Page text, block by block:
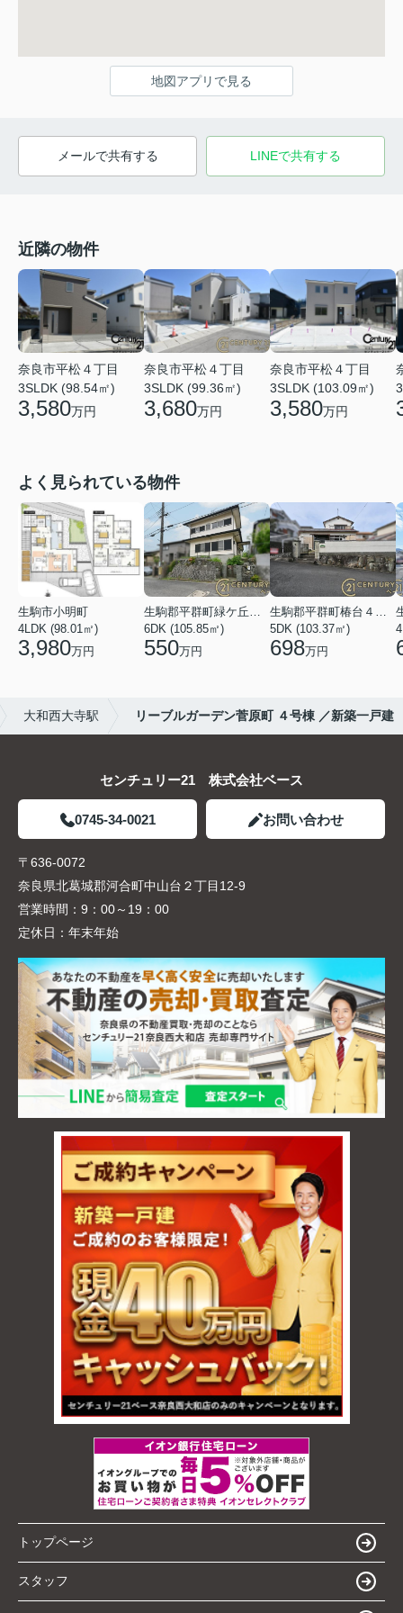
地図アプリで見る
メールで共有する LINEで共有する
近隣の物件
奈良市平松４丁目
3SLDK (98.54㎡)
3,580万円
奈良市平松４丁目
3SLDK (99.36㎡)
3,680万円
奈良市平松４丁目
3SLDK (103.09㎡)
3,580万円
よく見られている物件
生駒市小明町
4LDK (98.01㎡)
3,980万円
生駒郡平群町緑ケ丘５丁目
6DK (105.85㎡)
550万円
生駒郡平群町椿台４丁目
5DK (103.37㎡)
698万円
大和西大寺駅 リーブルガーデン菅原町 ４号棟 ／新築一戸建
センチュリー21 株式会社ベース
0745-34-0021 お問い合わせ
〒636-0072
奈良県北葛城郡河合町中山台２丁目12-9
営業時間： 9：00～19：00
定休日： 年末年始
トップページ
スタッフ